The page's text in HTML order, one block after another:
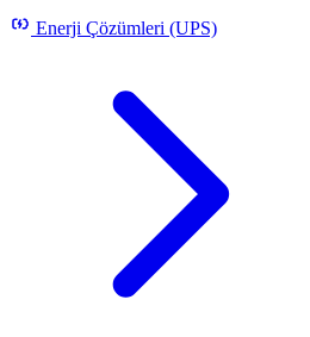
Enerji Çözümleri (UPS)